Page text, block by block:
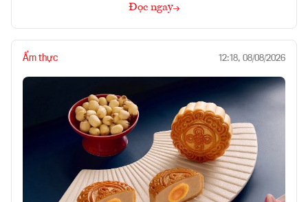
Đọc ngay
Ẩm thực 12:18, 08/08/2026